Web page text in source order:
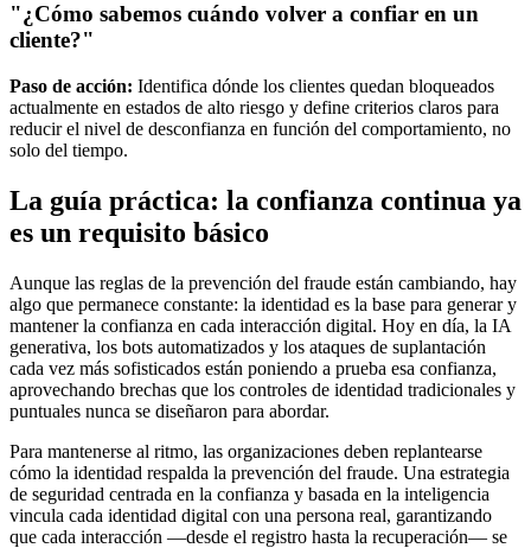
"¿Cómo sabemos cuándo volver a confiar en un
cliente?"
Paso de acción: Identifica dónde los clientes quedan bloqueados
actualmente en estados de alto riesgo y define criterios claros para
reducir el nivel de desconfianza en función del comportamiento, no
solo del tiempo.
La guía práctica: la confianza continua ya
es un requisito básico
Aunque las reglas de la prevención del fraude están cambiando, hay
algo que permanece constante: la identidad es la base para generar y
mantener la confianza en cada interacción digital. Hoy en día, la IA
generativa, los bots automatizados y los ataques de suplantación
cada vez más sofisticados están poniendo a prueba esa confianza,
aprovechando brechas que los controles de identidad tradicionales y
puntuales nunca se diseñaron para abordar.
Para mantenerse al ritmo, las organizaciones deben replantearse
cómo la identidad respalda la prevención del fraude. Una estrategia
de seguridad centrada en la confianza y basada en la inteligencia
vincula cada identidad digital con una persona real, garantizando
que cada interacción —desde el registro hasta la recuperación— se